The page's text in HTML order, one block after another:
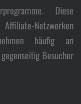
Diese
Netzwerken
häufig an
Besucher